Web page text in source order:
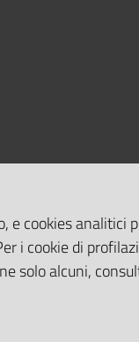
e cookies analitici
i cookie di
solo alcuni,